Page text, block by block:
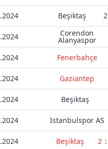
Beşiktaş 2
Corendon
Alanyaspor
Fenerbahçe
Gaziantep
Beşiktaş
Istanbulspor AS
Beşiktaş 2 :